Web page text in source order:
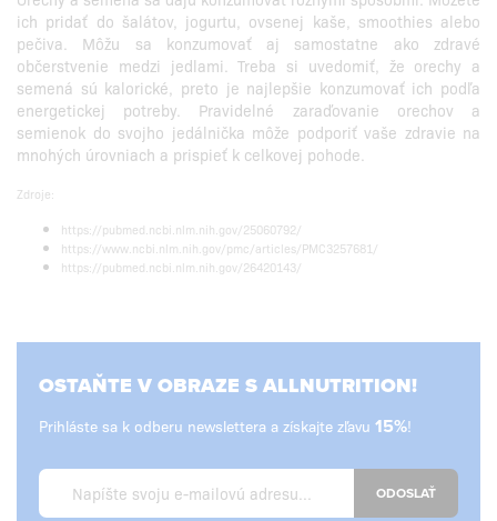
ich pridať do šalátov, jogurtu, ovsenej kaše, smoothies alebo
pečiva. Môžu sa konzumovať aj samostatne ako zdravé
občerstvenie medzi jedlami. Treba si uvedomiť, že orechy a
semená sú kalorické, preto je najlepšie konzumovať ich podľa
energetickej potreby. Pravidelné zaraďovanie orechov a
semienok do svojho jedálnička môže podporiť vaše zdravie na
mnohých úrovniach a prispieť k celkovej pohode.
Zdroje:
https://pubmed.ncbi.nlm.nih.gov/25060792/
https://www.ncbi.nlm.nih.gov/pmc/articles/PMC3257681/
https://pubmed.ncbi.nlm.nih.gov/26420143/
OSTAŇTE V OBRAZE S ALLNUTRITION!
Prihláste sa k odberu newslettera a získajte zľavu 15%!
ODOSLAŤ